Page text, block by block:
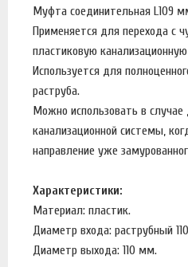
Муфта соединительная L109
Применяется для перехода с
пластиковую
Используется для
раструба.
Можно использовать в случае
канализационной системы,
направление уже
Характеристики:
Материал: пластик.
Диаметр входа: раструбный
Диаметр выхода: 110 мм.